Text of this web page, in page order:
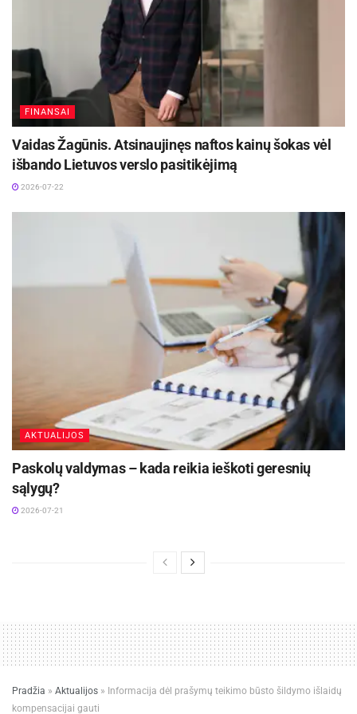
Biržų rajono savivaldybė
FINANSAI
Vaidas Žagūnis. Atsinaujinęs naftos kainų šokas vėl
išbando Lietuvos verslo pasitikėjimą
2026-07-22
AKTUALIJOS
Paskolų valdymas – kada reikia ieškoti geresnių
sąlygų?
2026-07-21
Pradžia » Aktualijos » Informacija dėl prašymų teikimo būsto šildymo išlaidų
kompensacijai gauti